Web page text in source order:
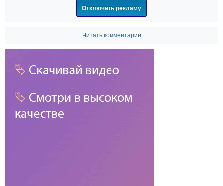
Отключить рекламу
Читать комментарии